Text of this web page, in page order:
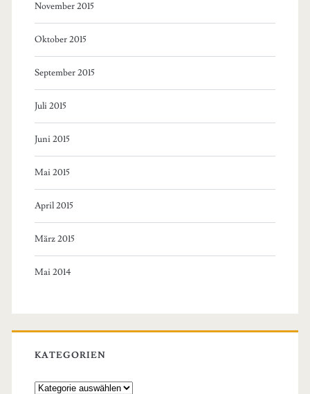
November 2015
Oktober 2015
September 2015
Juli 2015
Juni 2015
Mai 2015
April 2015
März 2015
Mai 2014
KATEGORIEN
Kategorien